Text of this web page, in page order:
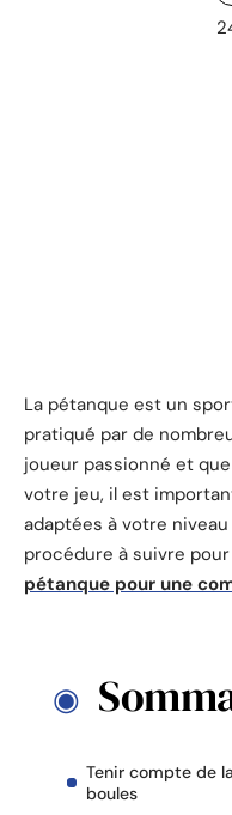
La pétanque est un
pratiqué par de
joueur passionné et
votre jeu, il est
adaptées à votre
procédure à suivre
pétanque pour une
Tenir compte de
boules